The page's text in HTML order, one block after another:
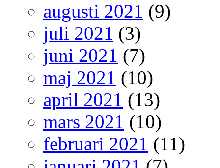
augusti 2021 (9)
juli 2021 (3)
juni 2021 (7)
maj 2021 (10)
april 2021 (13)
mars 2021 (10)
februari 2021 (11)